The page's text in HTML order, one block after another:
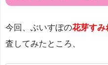
今回、ぶいすぽの花芽すみ
査してみたところ、